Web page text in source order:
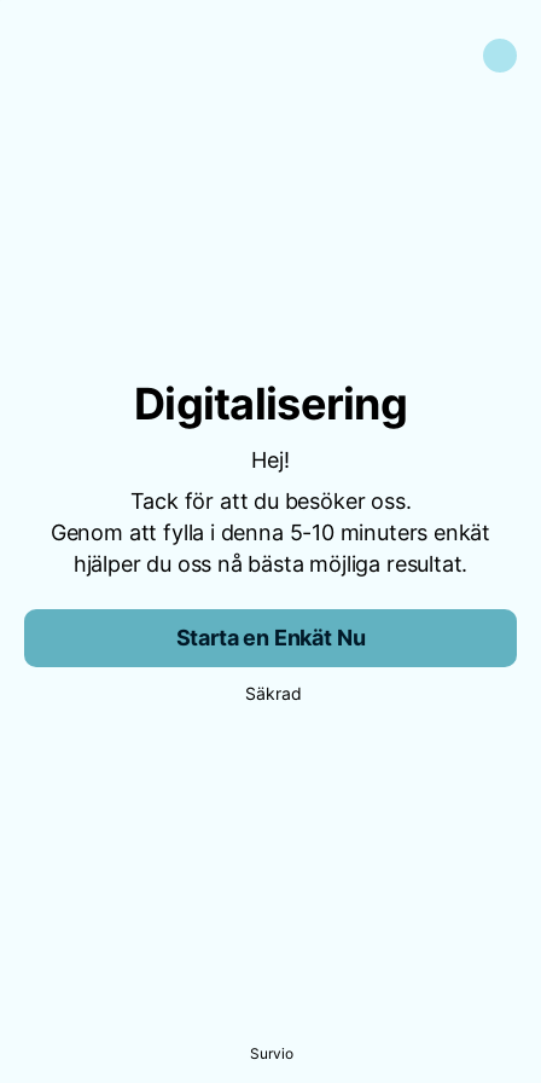
Digitalisering
Hej!
Tack för att du besöker oss.
Genom att fylla i denna 5-10 minuters enkät
hjälper du oss nå bästa möjliga resultat.
Starta en Enkät Nu
Säkrad
Survio